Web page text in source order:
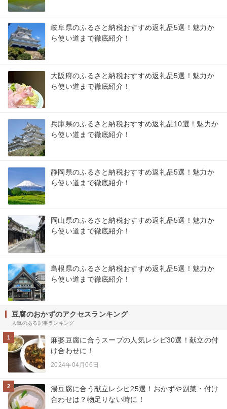
岐阜県のふるさと納税おすすめ返礼品5選！魅力か
ら使い道まで徹底紹介！
大阪府のふるさと納税おすすめ返礼品5選！魅力か
ら使い道まで徹底紹介！
兵庫県のふるさと納税おすすめ返礼品10選！魅力か
ら使い道まで徹底紹介！
静岡県のふるさと納税おすすめ返礼品5選！魅力か
ら使い道まで徹底紹介！
岡山県のふるさと納税おすすめ返礼品5選！魅力か
ら使い道まで徹底紹介！
島根県のふるさと納税おすすめ返礼品5選！魅力か
ら使い道まで徹底紹介！
豆腐のおかずのアクセスランキング
人気のある記事ランキング
1
麻婆豆腐に合うスープの人気レシピ30選！献立の付
け合わせに！
2024年04月06日
2
湯豆腐に合う献立レシピ25選！おかずや副菜・付け
合わせは？物足りない時に！